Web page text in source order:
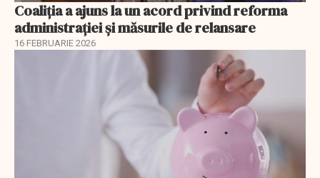
Coaliția a ajuns la un acord privind reforma
administrației și măsurile de relansare
16 FEBRUARIE 2026